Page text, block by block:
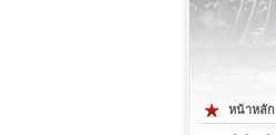
หน้าหลัก